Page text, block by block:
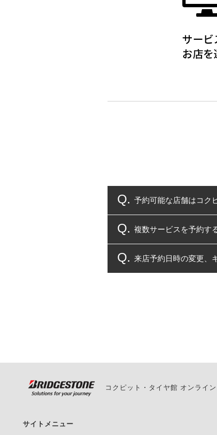
予約可能な店舗はコク
コクピット・タイヤ館
複数サービスを予約す
複数サービスのご予約
来店予約日時の変更、
また、やむを得ない
コクピット・タイヤ館 オンライ
サイトメニュー